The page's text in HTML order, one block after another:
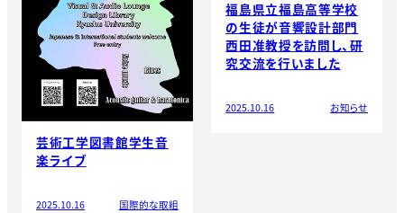
芸術工学図書館学生音
楽ライブ
2025.10.16 国際的な取組
福島県立福島高等学校
の生徒が音響設計部門
西田准教授を訪問し、研
究交流を行いました
2025.10.16 お知らせ